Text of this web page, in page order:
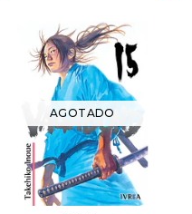
AGOTADO